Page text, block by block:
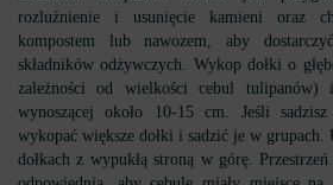
rozluźnienie i usunięcie kamieni oraz
kompostem lub nawozem, aby
składników odżywczych. Wykop dołki o
zależności od wielkości cebul tulipanów)
wynoszącej około 10-15 cm. Jeśli
wykopać większe dołki i sadzić je w
dołkach z wypukłą stroną w górę.